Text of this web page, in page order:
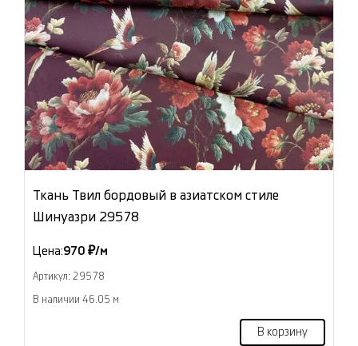
Ткань Твил бордовый в азиатском стиле
Шинуазри 29578
Цена:970 ₽/м
Артикул: 29578
В наличии 46.05 м
В корзину